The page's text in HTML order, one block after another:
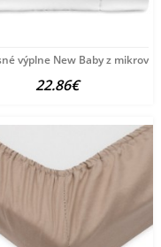
a perinka 100/135
výplne New Baby z
22.86€